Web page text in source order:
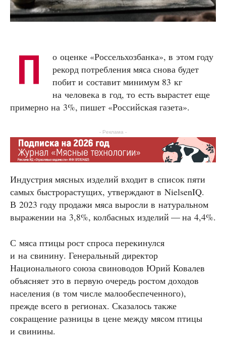
П
о оценке «Россельхозбанка», в этом году
рекорд потребления мяса снова будет
побит и составит минимум 83 кг
на человека в год, то есть вырастет еще
примерно на 3%, пишет «Российская газета».
- Реклама -
Индустрия мясных изделий входит в список пяти
самых быстрорастущих, утверждают в NielsenIQ.
В 2023 году продажи мяса выросли в натуральном
выражении на 3,8%, колбасных изделий — на 4,4%.
С мяса птицы рост спроса перекинулся
и на свинину. Генеральный директор
Национального союза свиноводов Юрий Ковалев
объясняет это в первую очередь ростом доходов
населения (в том числе малообеспеченного),
прежде всего в регионах. Сказалось также
сокращение разницы в цене между мясом птицы
и свинины.